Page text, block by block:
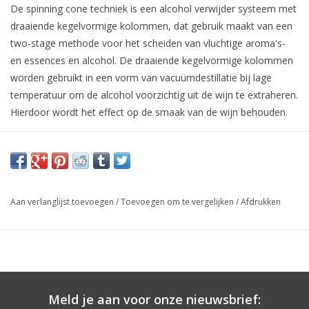
De spinning cone techniek is een alcohol verwijder systeem met
draaiende kegelvormige kolommen, dat gebruik maakt van een
two-stage methode voor het scheiden van vluchtige aroma's-
en essences en alcohol. De draaiende kegelvormige kolommen
worden gebruikt in een vorm van vacuümdestillatie bij lage
temperatuur om de alcohol voorzichtig uit de wijn te extraheren.
Hierdoor wordt het effect op de smaak van de wijn behouden.
Aan verlanglijst toevoegen /Toevoegen om te vergelijken /Afdrukken
Meld je aan voor onze nieuwsbrief: